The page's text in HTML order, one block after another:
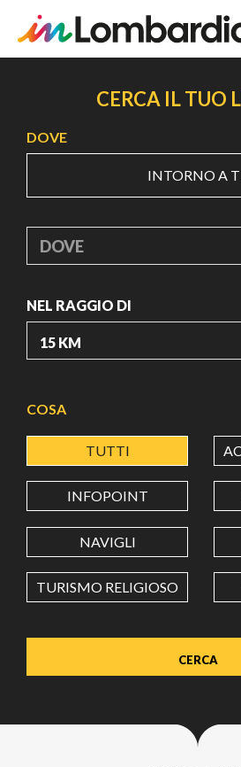
principale
CERCA IL TUO
DOVE
INTORNO A
DOVE
NEL RAGGIO DI
LATITUDINE
LONGITUDINE
Value in decimal degrees. Use dot (.)
COSA
TUTTI
INFOPOINT
NAVIGLI
TURISMO RELIGIOSO